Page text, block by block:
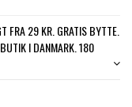
FRA 29 KR. GRATIS BYTTE.
I DANMARK. 180